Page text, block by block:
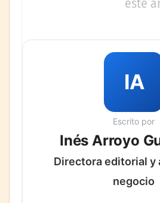
este
IA
Escrito por
Inés Arroyo
Directora editorial y
negocio